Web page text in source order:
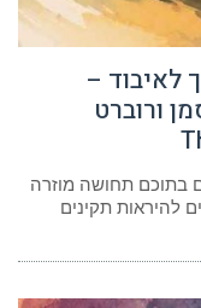
לאיבוד –
ורוברט
בתוכם תחושה מוזרה
להיראות תקינים